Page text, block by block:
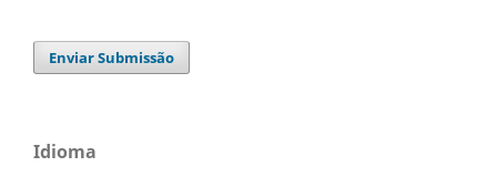
Enviar Submissão
Idioma